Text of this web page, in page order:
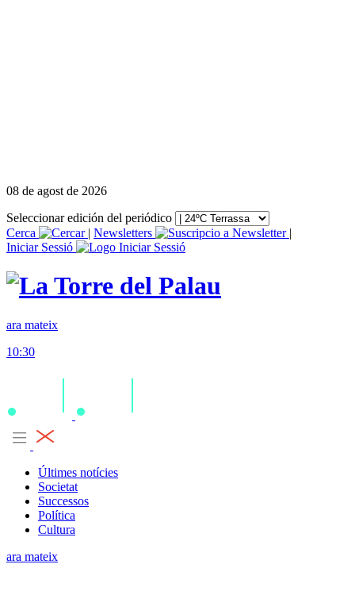
08 de agost de 2026
Seleccionar edición del periódico
Cerca
| Newsletters
|
Iniciar Sessió
ara mateix
10:30
Últimes notícies
Societat
Successos
Política
Cultura
ara mateix